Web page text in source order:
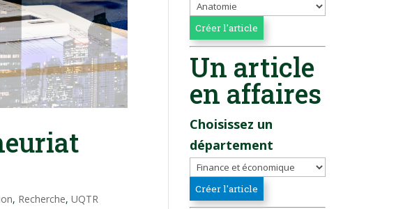
, Recherche,UQTR
Un article
en affaires
Choisissez un
département